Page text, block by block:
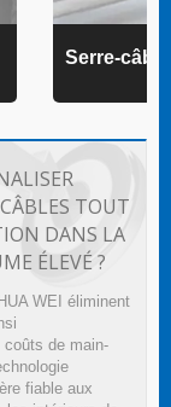
Serre-
TOUT
DANS LA
ÉLEVÉ ?
WEI éliminent
de main-
fiable aux